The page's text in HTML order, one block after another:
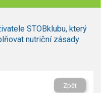
STOBklubu, který
nutriční zásady
Zpět